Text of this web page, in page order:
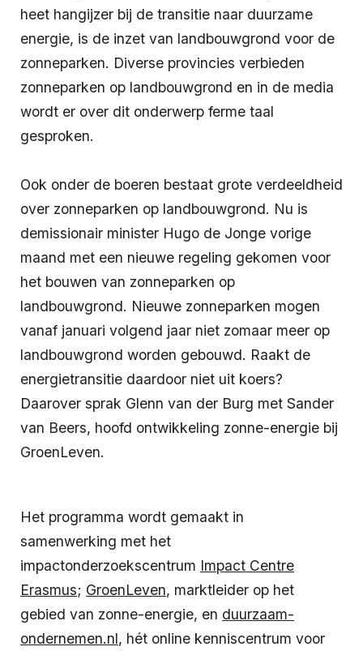
heet hangijzer bij de transitie naar duurzame
energie, is de inzet van landbouwgrond voor de
zonneparken. Diverse provincies verbieden
zonneparken op landbouwgrond en in de media
wordt er over dit onderwerp ferme taal
gesproken.
Ook onder de boeren bestaat grote verdeeldheid
over zonneparken op landbouwgrond. Nu is
demissionair minister Hugo de Jonge vorige
maand met een nieuwe regeling gekomen voor
het bouwen van zonneparken op
landbouwgrond. Nieuwe zonneparken mogen
vanaf januari volgend jaar niet zomaar meer op
landbouwgrond worden gebouwd. Raakt de
energietransitie daardoor niet uit koers?
Daarover sprak Glenn van der Burg met Sander
van Beers, hoofd ontwikkeling zonne-energie bij
GroenLeven.
Het programma wordt gemaakt in
samenwerking met het
impactonderzoekscentrum Impact Centre
Erasmus; GroenLeven, marktleider op het
gebied van zonne-energie, en duurzaam-
ondernemen.nl, hét online kenniscentrum voor